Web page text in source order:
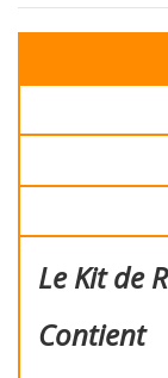
Le Kit de
Contient